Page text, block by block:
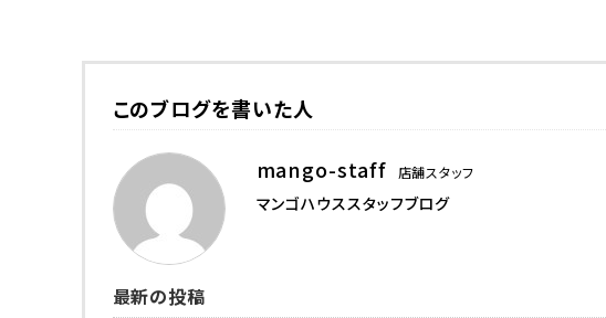
このブログを書いた人
mango-staff 店舗スタッフ
マンゴハウススタッフブログ
最新の投稿